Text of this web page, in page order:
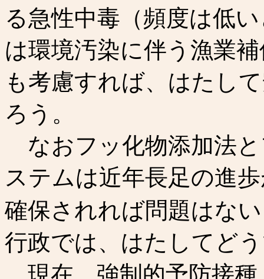
る急性中毒（頻度は低
は環境汚染に伴う漁業
も考慮すれば、はたし
ろう。
なおフッ化物添加法
ステムは近年長足の進
確保されれば問題はな
行政では、はたしてど